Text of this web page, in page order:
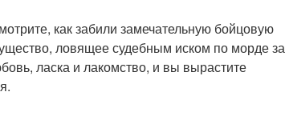
как забили замечательную бойцовую
ловящее судебным иском по морде
ласка и лакомство, и вы вырастите